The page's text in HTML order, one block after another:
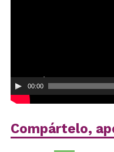
00:00
Compártelo,